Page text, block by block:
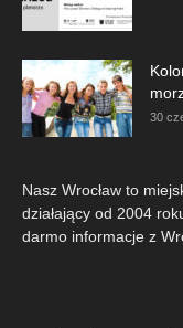
30
Nasz Wrocław to
działający od 2004
darmo informacje z